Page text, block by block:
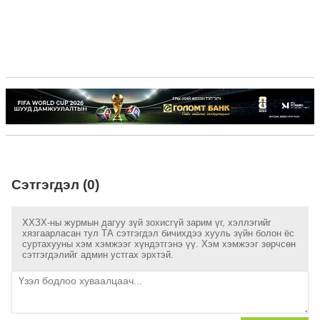
Сэтгэгдэл (0)
ХХЗХ-ны журмын дагуу зүй зохисгүй зарим үг, хэллэгийг
хязгаарласан тул ТА сэтгэгдэл бичихдээ хууль зүйн болон ёс
суртахууны хэм хэмжээг хүндэтгэнэ үү. Хэм хэмжээг зөрчсөн
сэтгэгдэлийг админ устгах эрхтэй.